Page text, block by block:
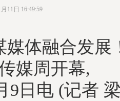
11日 16:49:59
媒体融合发展
媒周开幕,
9日电 (记者